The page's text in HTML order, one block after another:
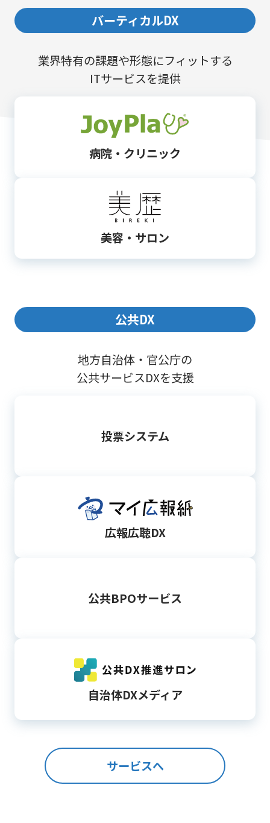
バーティカルDX
業界特有の課題や形態にフィットする
ITサービスを提供
病院・クリニック
美容・サロン
公共DX
地方自治体・官公庁の
公共サービスDXを支援
投票システム
広報広聴DX
公共BPOサービス
自治体DXメディア
サービスへ